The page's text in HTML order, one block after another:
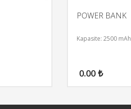
POWER BANK
Kapasite: 2500 mAh
0.00 ₺